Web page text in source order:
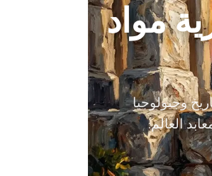
مواد
وجيولوجيا
العالم.